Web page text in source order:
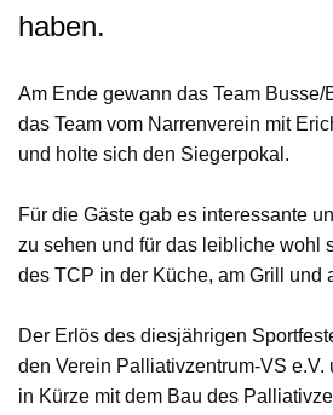
haben.
Am Ende gewann das Team
das Team vom Narrenverein mit
und holte sich den Siegerpokal.
Für die Gäste gab es interessante
zu sehen und für das leibliche wohl
des TCP in der Küche, am Grill und
Der Erlös des diesjährigen
den Verein Palliativzentrum-VS e.V.
in Kürze mit dem Bau des